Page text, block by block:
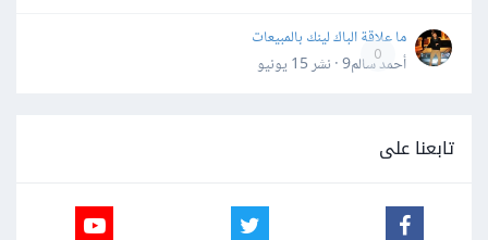
0
ما علاقة الباك لينك بالمبيعات
أحمد سالم9 · نشر
15 يونيو
تابعنا على